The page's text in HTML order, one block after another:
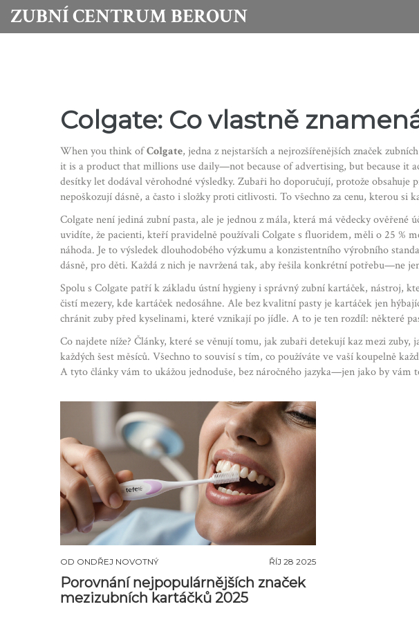
ZUBNÍ CENTRUM BEROUN
Colgate: Co vlastně
When you think ofColgate, jedna z nejstarších a nejrozšířenějších značek
it is a product that millions use daily—not because of advertising, but because it
desítky let dodával věrohodné výsledky. Zubaři ho doporučují, protože
nepoškozují dásně, a často i složky proti citlivosti. To všechno za cenu, kterou si
Colgate není jediná zubní pasta, ale je jednou z mála, která má vědecky
uvidíte, že pacienti, kteří pravidelně používali Colgate s fluoridem, měli o 25 %
náhoda. Je to výsledek dlouhodobého výzkumu a konzistentního výrobního
dásně, pro děti. Každá z nich je navržená tak, aby řešila konkrétní potřebu—ne
Spolu s Colgate patří k základu ústní hygieny i správnýzubní kartáček, nástroj,
čistí mezery, kde kartáček nedosáhne. Ale bez kvalitní pasty je kartáček jen
chránit zuby před kyselinami, které vznikají po jídle. A to je ten rozdíl: některé
Co najdete níže? Články, které se věnují tomu, jak zubaři detekují kaz mezi
každých šest měsíců. Všechno to souvisí s tím, co používáte ve vaší koupelně
A tyto články vám to ukážou jednoduše, bez náročného jazyka—jen jako by vám
OD ONDŘEJ NOVOTNÝ ŘÍJ 28 2025
Porovnání nejpopulárnějších značek
mezizubních kartáčků 2025